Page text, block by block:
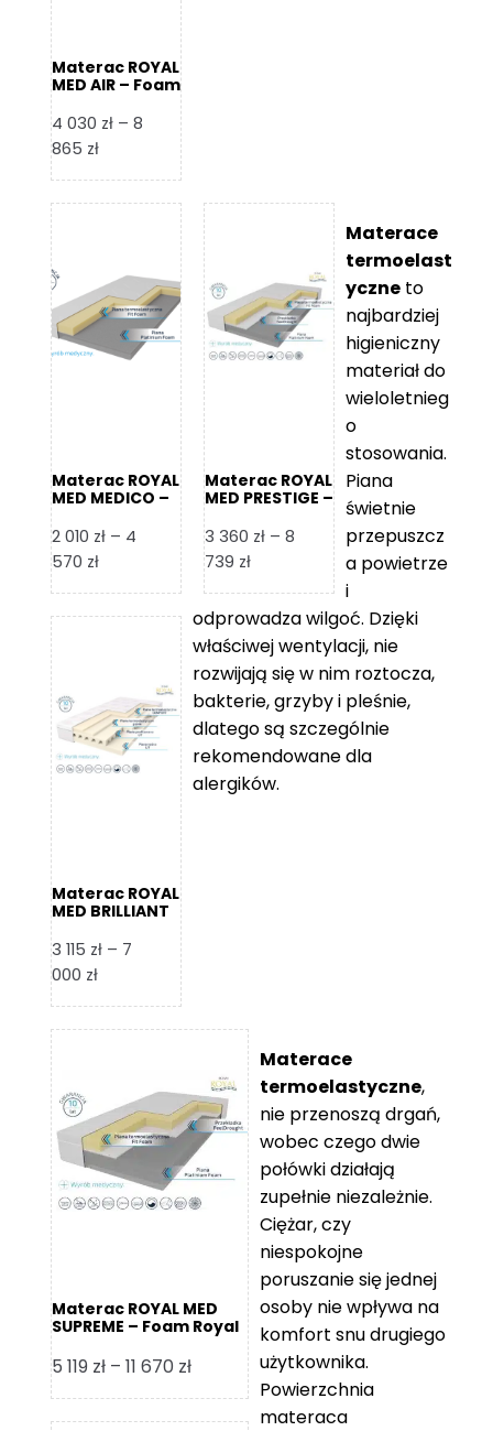
Materac ROYAL
MED AIR – Foam
4 030 zł – 8
865 złZakres
od
do
8
865 zł
Materac ROYAL
MED MEDICO –
2 010 zł – 4
570 złZakres
od
4
570 zł
Materac ROYAL
MED PRESTIGE –
3 360 zł – 8
739 złZakres
od
3
360 zł
do
8
739 zł
Materac ROYAL
MED BRILLIANT
3 115 zł – 7
000 złZakres
od
7
000 zł
Materace
termoelast
yczne to
najbardziej
higieniczny
materiał do
wieloletnieg
o
stosowania.
Piana
świetnie
przepuszcz
a powietrze
i
odprowadza wilgoć. Dzięki
właściwej wentylacji, nie
rozwijają się w nim roztocza,
bakterie, grzyby i pleśnie,
dlatego są szczególnie
rekomendowane dla
alergików.
Materac ROYAL MED
SUPREME – Foam Royal
5 119 zł – 11 670 złZakres
cen:
od
Materace
termoelastyczne,
nie przenoszą drgań,
wobec czego dwie
połówki działają
zupełnie niezależnie.
Ciężar, czy
niespokojne
poruszanie się jednej
osoby nie wpływa na
komfort snu drugiego
użytkownika.
Powierzchnia
materaca